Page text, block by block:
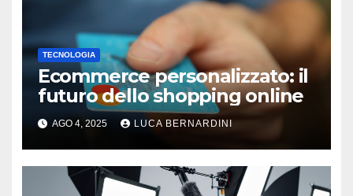
TECNOLOGIA
Ecommerce personalizzato: il
futuro dello shopping online
AGO 4, 2025 LUCA BERNARDINI